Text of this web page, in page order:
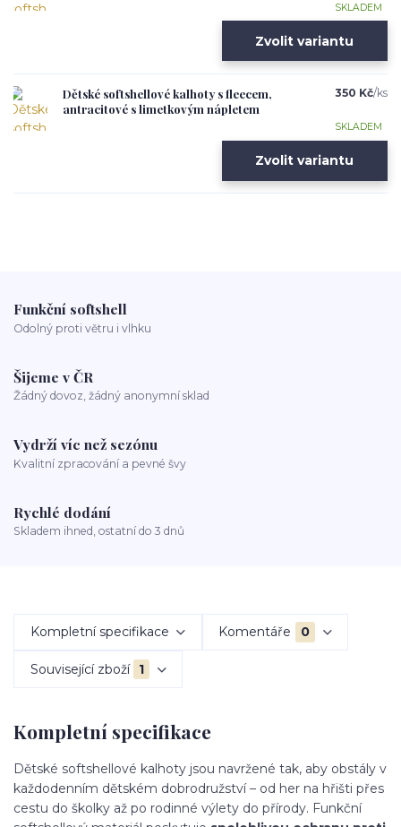
SKLADEM
Zvolit variantu
Dětské softshellové kalhoty s fleecem,
antracitové s limetkovým nápletem
350 Kč/ks
SKLADEM
Zvolit variantu
Funkční softshell
Odolný proti větru i vlhku
Šijeme v ČR
Žádný dovoz, žádný anonymní sklad
Vydrží víc než sezónu
Kvalitní zpracování a pevné švy
Rychlé dodání
Skladem ihned, ostatní do 3 dnů
Kompletní specifikace Komentáře 0
Související zboží 1
Kompletní specifikace
Dětské softshellové kalhoty jsou navržené tak, aby obstály v
každodenním dětském dobrodružství – od her na hřišti přes
cestu do školky až po rodinné výlety do přírody. Funkční